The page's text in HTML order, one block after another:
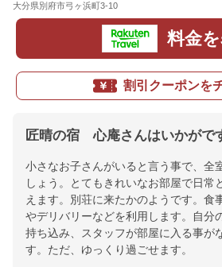
大分県別府市弓ヶ浜町3-10
料金
割引クーポンを
匠晴の宿 心庵さんはいかがで
小さなお子さんがいると言う事で、全
しょう。とてもきれいなお部屋で日常
えます。別荘に来たかのようです。食
やデリバリーなどを利用します。自分
持ち込み、スタッフが部屋に入る事が
す。ただ、ゆっくり過ごせます。